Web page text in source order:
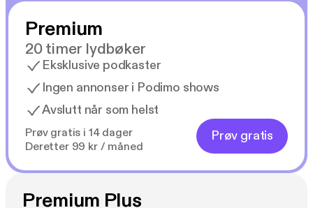
Premium
20 timer lydbøker
Eksklusive podkaster
Ingen annonser i Podimo shows
Avslutt når som helst
Prøv gratis i 14 dager
Deretter 99 kr / måned
Prøv gratis
Premium Plus